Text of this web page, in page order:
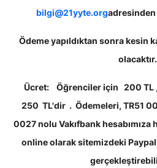
bilgi@21yyte.org
Ödeme yapıldıktan sonra kesin
olacaktır.
Ücret:
Öğrenciler için 200 TL
250 TL'dir . Ödemeleri, TR51
0027 nolu Vakıfbank
online olarak sitemizdeki